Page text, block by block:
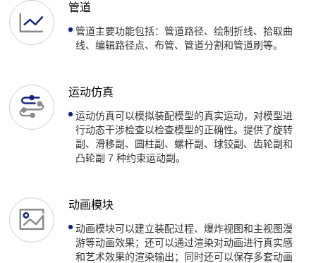
管道
管道主要功能包括：管道路径、绘制折线、拾取曲
线、编辑路径点、布管、管道分割和管道刷等。
运动仿真
运动仿真可以模拟装配模型的真实运动，对模型进
行动态干涉检查以检查模型的正确性。提供了旋转
副、滑移副、圆柱副、螺杆副、球铰副、齿轮副和
凸轮副 7 种约束运动副。
动画模块
动画模块可以建立装配过程、爆炸视图和主视图漫
游等动画效果；还可以通过渲染对动画进行真实感
和艺术效果的渲染输出；同时还可以保存多套动画